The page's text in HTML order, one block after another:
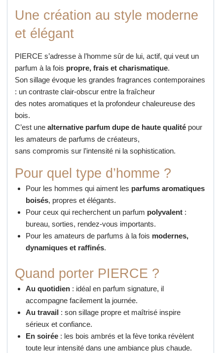
Une création au style moderne
et élégant
PIERCE s’adresse à l’homme sûr de lui, actif, qui veut un
parfum à la fois propre, frais et charismatique.
Son sillage évoque les grandes fragrances contemporaines
: un contraste clair-obscur entre la fraîcheur
des notes aromatiques et la profondeur chaleureuse des
bois.
C’est une alternative parfum dupe de haute qualitépour
les amateurs de parfums de créateurs,
sans compromis sur l’intensité ni la sophistication.
Pour quel type d’homme ?
Pour les hommes qui aiment les parfums aromatiques
boisés, propres et élégants.
Pour ceux qui recherchent un parfum polyvalent :
bureau, sorties, rendez-vous importants.
Pour les amateurs de parfums à la fois modernes,
dynamiques et raffinés.
Quand porter PIERCE ?
Au quotidien : idéal en parfum signature, il
accompagne facilement la journée.
Au travail : son sillage propre et maîtrisé inspire
sérieux et confiance.
En soirée : les bois ambrés et la fève tonka révèlent
toute leur intensité dans une ambiance plus chaude.